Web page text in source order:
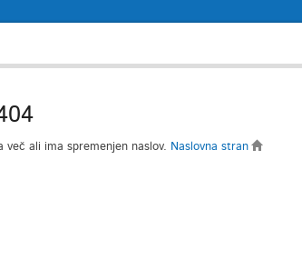
ali ima spremenjen naslov. Naslovna stran